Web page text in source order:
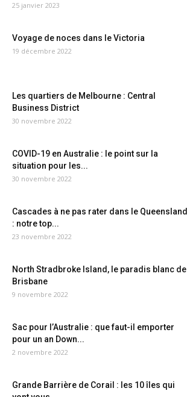
25 janvier 2023
Voyage de noces dans le Victoria
19 décembre 2022
Les quartiers de Melbourne : Central
Business District
30 novembre 2022
COVID-19 en Australie : le point sur la
situation pour les...
30 novembre 2022
Cascades à ne pas rater dans le Queensland
: notre top...
23 novembre 2022
North Stradbroke Island, le paradis blanc de
Brisbane
9 novembre 2022
Sac pour l’Australie : que faut-il emporter
pour un an Down...
2 novembre 2022
Grande Barrière de Corail : les 10 îles qui